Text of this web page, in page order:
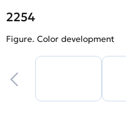
2254
Figure. Color development